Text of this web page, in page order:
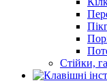
Стійки,